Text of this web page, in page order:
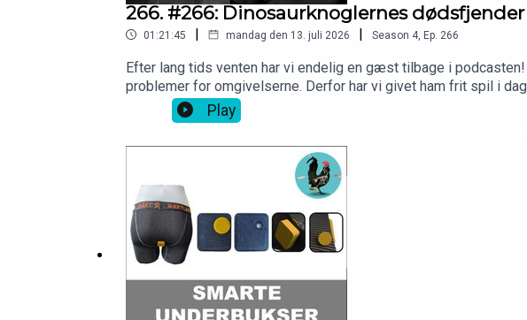
266. #266: Dinosaurknoglernes dødsfjender
01:21:45 | mandag den 13. juli 2026 | Season 4, Ep. 266
Efter lang tids venten har vi endelig en gæst tilbage i
problemer for omgivelserne. Derfor har vi givet ham frit spil i
involverede!Hvis du vil være med til at optage live med os på
https://vudfordret.10er.app Du kan også tjekke vores
Eiming for disclaimer.Tak til Barometer-Bjarke for Gak-O-
Play